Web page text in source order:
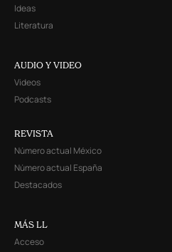
Ideas
Literatura
AUDIO Y VIDEO
Videos
Podcasts
REVISTA
Número actual México
Número actual España
Destacados
MÁS LL
Acceso